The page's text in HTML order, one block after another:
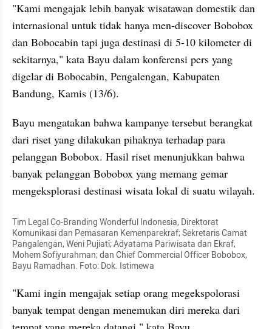
"Kami mengajak lebih banyak wisatawan domestik dan
internasional untuk tidak hanya men-discover Bobobox
dan Bobocabin tapi juga destinasi di 5-10 kilometer di
sekitarnya," kata Bayu dalam konferensi pers yang
digelar di Bobocabin, Pengalengan, Kabupaten
Bandung, Kamis (13/6).
Bayu mengatakan bahwa kampanye tersebut berangkat
dari riset yang dilakukan pihaknya terhadap para
pelanggan Bobobox. Hasil riset menunjukkan bahwa
banyak pelanggan Bobobox yang memang gemar
mengeksplorasi destinasi wisata lokal di suatu wilayah.
Tim Legal Co-Branding Wonderful Indonesia, Direktorat
Komunikasi dan Pemasaran Kemenparekraf; Sekretaris Camat
Pangalengan, Weni Pujiati; Adyatama Pariwisata dan Ekraf,
Mohem Sofiyurahman; dan Chief Commercial Officer Bobobox,
Bayu Ramadhan. Foto: Dok. Istimewa
"Kami ingin mengajak setiap orang megekspolorasi
banyak tempat dengan menemukan diri mereka dari